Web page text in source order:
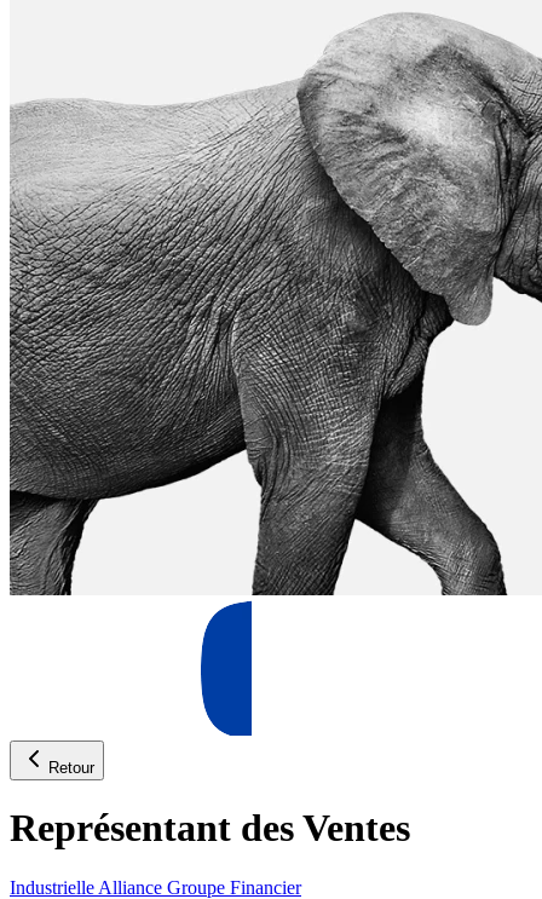
Retour
Représentant des Ventes
Industrielle Alliance Groupe Financier